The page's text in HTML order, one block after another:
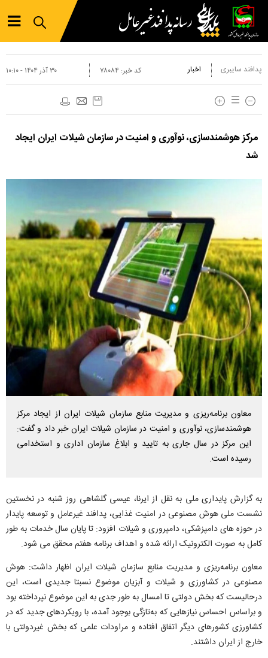
پدافند سایبری اخبار ۳۰ آذر ۱۴۰۴ - ۱۰:۱۰ کد خبر: ۷۸۰۸۴
مرکز هوشمندسازی، نوآوری و امنیت در سازمان شیلات ایران ایجاد
شد
معاون برنامه‌ریزی و مدیریت منابع سازمان شیلات ایران از ایجاد مرکز
هوشمندسازی، نوآوری و امنیت در سازمان شیلات ایران خبر داد و گفت:
این مرکز در سال جاری به تایید و ابلاغ سازمان اداری و استخدامی
رسیده است.
به گزارش پایداری ملی به نقل از ایرنا، عیسی گلشاهی روز شنبه در نخستین
نشست ملی هوش مصنوعی در امنیت غذایی، پدافند غیرعامل و توسعه پایدار
در حوزه های دامپزشکی، دامپروری و شیلات افزود: تا پایان سال خدمات به طور
کامل به صورت الکترونیک ارائه شده و اهداف برنامه هفتم محقق می‌ شود.
معاون برنامه‌ریزی و مدیریت منابع سازمان شیلات ایران اظهار داشت: هوش
مصنوعی در کشاورزی و شیلات و آبزیان موضوع نسبتا جدیدی است، این
درحالیست که بخش دولتی تا امسال به طور جدی به این موضوع نپرداخته بود
و براساس احساس نیازهایی که به‌تازگی بوجود آمده، با رویکردهای جدید که در
کشاورزی کشورهای دیگر اتفاق افتاده و مراودات علمی که بخش غیردولتی با
خارج از ایران داشتند.